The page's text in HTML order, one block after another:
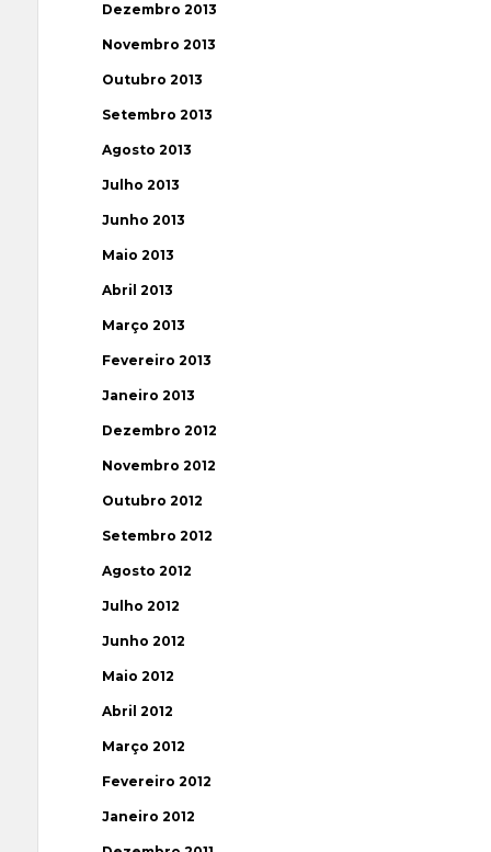
Dezembro 2013
Novembro 2013
Outubro 2013
Setembro 2013
Agosto 2013
Julho 2013
Junho 2013
Maio 2013
Abril 2013
Março 2013
Fevereiro 2013
Janeiro 2013
Dezembro 2012
Novembro 2012
Outubro 2012
Setembro 2012
Agosto 2012
Julho 2012
Junho 2012
Maio 2012
Abril 2012
Março 2012
Fevereiro 2012
Janeiro 2012